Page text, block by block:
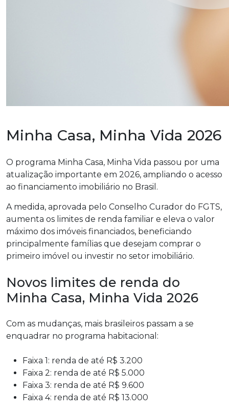
Minha Casa, Minha Vida 2026
O programa Minha Casa, Minha Vida passou por uma
atualização importante em 2026, ampliando o acesso
ao financiamento imobiliário no Brasil.
A medida, aprovada pelo Conselho Curador do FGTS,
aumenta os limites de renda familiar e eleva o valor
máximo dos imóveis financiados, beneficiando
principalmente famílias que desejam comprar o
primeiro imóvel ou investir no setor imobiliário.
Novos limites de renda do
Minha Casa, Minha Vida 2026
Com as mudanças, mais brasileiros passam a se
enquadrar no programa habitacional:
Faixa 1: renda de até R$ 3.200
Faixa 2: renda de até R$ 5.000
Faixa 3: renda de até R$ 9.600
Faixa 4: renda de até R$ 13.000